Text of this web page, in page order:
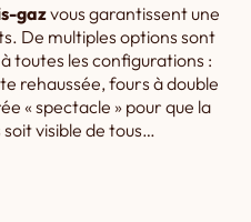
gazvous garantissent une
De multiples options sont
toutes les configurations :
rehaussée, fours à double
« spectacle » pour que la
visible de tous…